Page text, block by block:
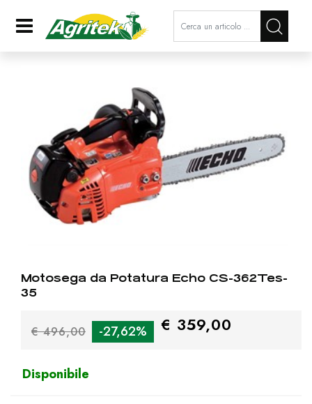
Open La modifica di un filtro
Motosega da Potatura Echo CS-362Tes-
35
€ 496,00 -27,62% € 359,00
Disponibile